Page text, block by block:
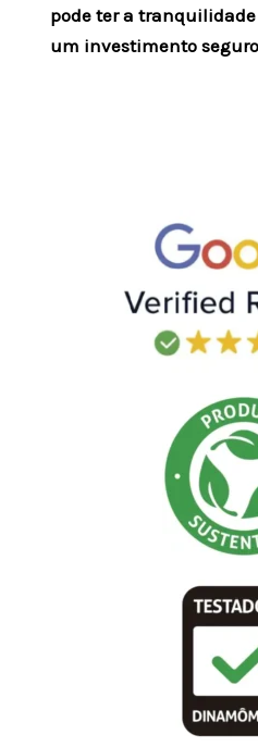
pode ter a
um investimento